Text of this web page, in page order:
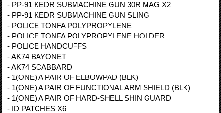
- PP-91 KEDR SUBMACHINE GUN 30R MAG X2
- PP-91 KEDR SUBMACHINE GUN SLING
- POLICE TONFA POLYPROPYLENE
- POLICE TONFA POLYPROPYLENE HOLDER
- POLICE HANDCUFFS
- AK74 BAYONET
- AK74 SCABBARD
- 1(ONE) A PAIR OF ELBOWPAD (BLK)
- 1(ONE) A PAIR OF FUNCTIONAL ARM SHIELD (BLK)
- 1(ONE) A PAIR OF HARD-SHELL SHIN GUARD
- ID PATCHES X6